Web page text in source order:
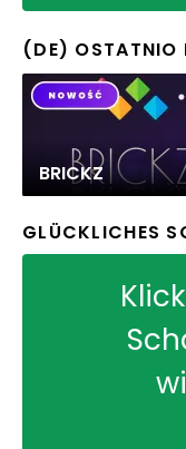
(DE) OSTATNIO
BRICKZ
GLÜCKLICHES